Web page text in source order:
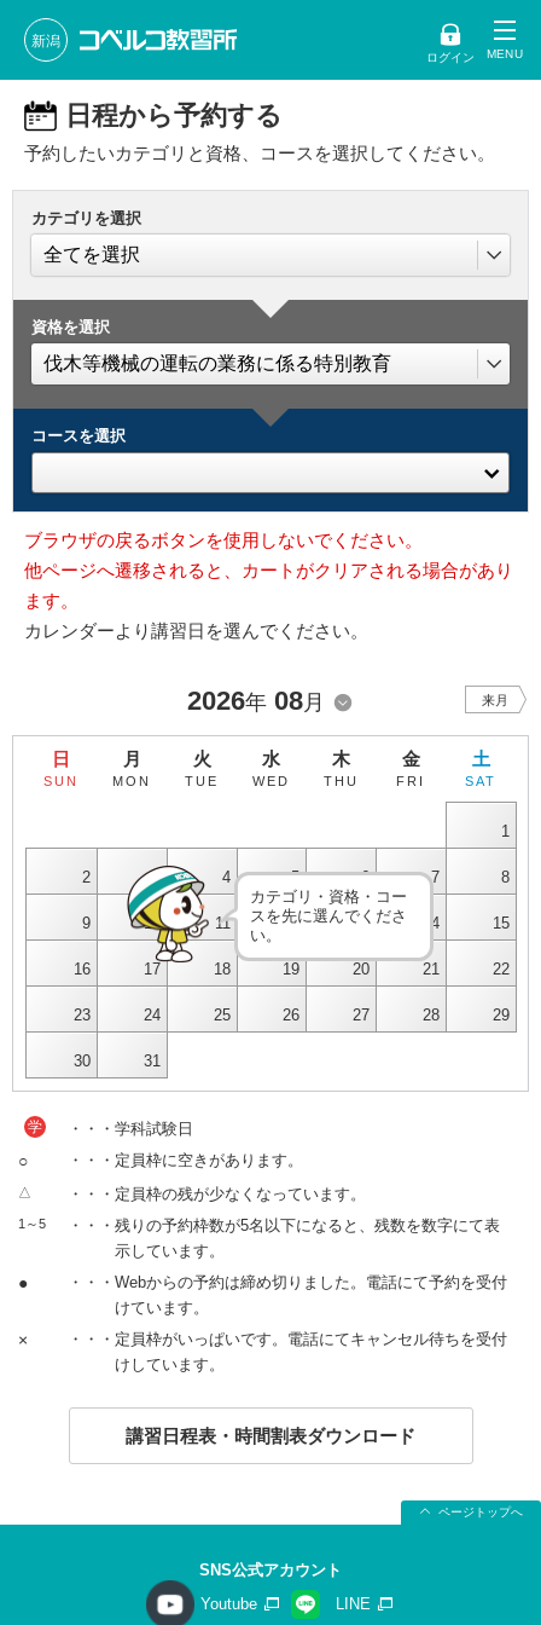
新潟
ログイン
日程から予約する
予約したいカテゴリと資格、コースを選択してください。
カテゴリを選択
資格を選択
コースを選択
ブラウザの戻るボタンを使用しないでください。
他ページへ遷移されると、カートがクリアされる場合があり
ます。
カレンダーより講習日を選んでください。
2026年 08月 来月
日
SUN
月
MON
火
TUE
水
WED
木
THU
金
FRI
土
SAT
1
2 3 4 5 6 7 8
9 10 11 12 13 14 15
16 17 18 19 20 21 22
23 24 25 26 27 28 29
30 31
カテゴリ・資格・コー
スを先に選んでくださ
い。
学 ・・・学科試験日
○ ・・・定員枠に空きがあります。
△ ・・・定員枠の残が少なくなっています。
1～5
・・・残りの予約枠数が5名以下になると、残数を数字にて表
示しています。
●
・・・Webからの予約は締め切りました。電話にて予約を受付
けています。
×
・・・定員枠がいっぱいです。電話にてキャンセル待ちを受付
けしています。
講習日程表・時間割表ダウンロード
ページトップへ
SNS公式アカウント
Youtube
LINE